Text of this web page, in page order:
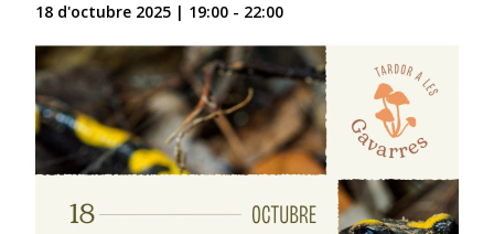
18 d'octubre 2025 | 19:00 - 22:00